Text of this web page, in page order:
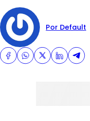
Por Default